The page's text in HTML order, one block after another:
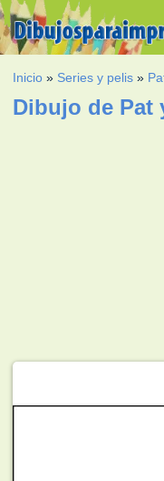
Inicio » Series y pelis »
Dibujo de Pat